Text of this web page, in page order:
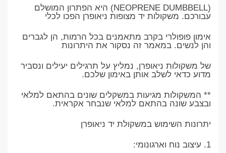
(NEOPRENE DUMBBELL) היא הפתרון המושלם
עבורכם. משקולות יד מצופות ניאופרן הפכו לכלי
אימון פופולרי בקרב מתאמנים בכל הרמות, הן לגברים
והן לנשים. במאמר זה נסקור את היתרונות
של משקולות ניאופרן, נמליץ על תרגילים יעילים ונסביר
מדוע כדאי לשלב אותן באימון שלכם.
** המשקולות מגיעות במשקלים שונים בהתאם למלאי
ובצבע שונה בהתאם למלאי שנבחר אקראית.
יתרונות השימוש במשקולת יד ניאופרן
1. עיצוב נוח וארגונומי: